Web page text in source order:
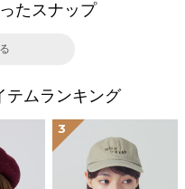
たスナップ
テムランキング
3